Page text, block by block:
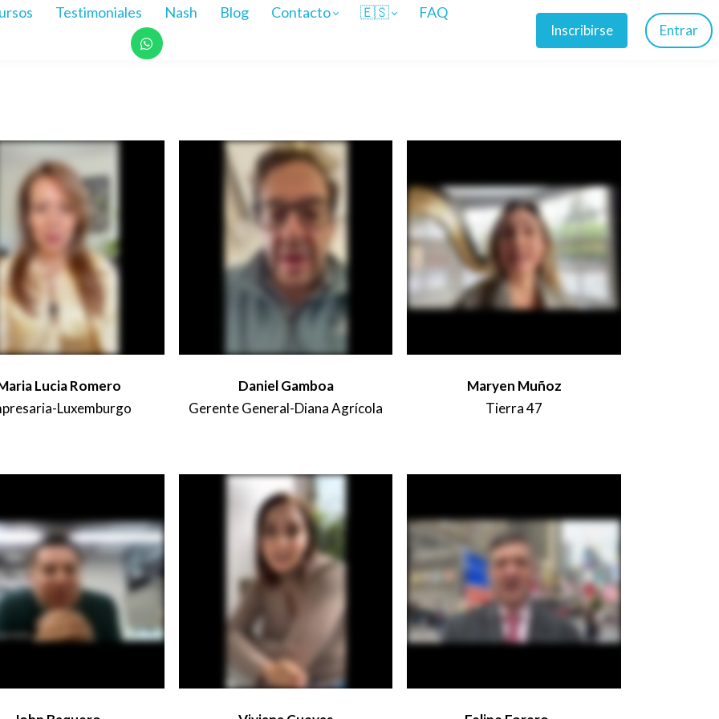
Testimoniales Nash Blog Contacto 🇪🇸 FAQ
Inscribirse Entrar
Lucia Romero
Luxemburgo
Daniel Gamboa
Gerente General-Diana Agrícola
Maryen Muñoz
Tierra 47